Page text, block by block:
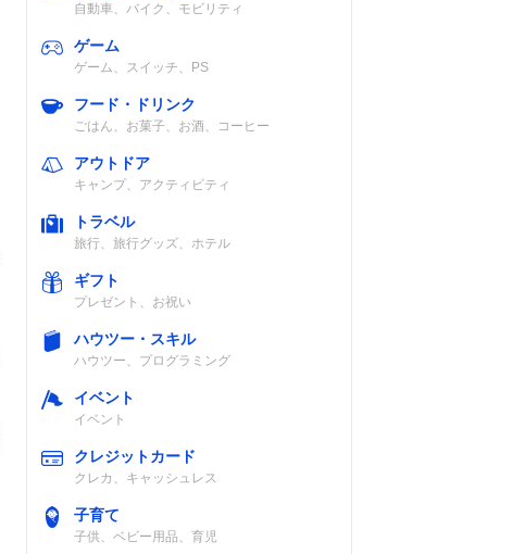
自動車、バイク、モビリティ
ゲーム
ゲーム、スイッチ、PS
フード・ドリンク
ごはん、お菓子、お酒、コーヒー
アウトドア
キャンプ、アクティビティ
トラベル
旅行、旅行グッズ、ホテル
ギフト
プレゼント、お祝い
ハウツー・スキル
ハウツー、プログラミング
イベント
イベント
クレジットカード
クレカ、キャッシュレス
子育て
子供、ベビー用品、育児